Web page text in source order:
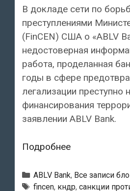
В докладе сети по
преступлениями
(FinCEN) США о «ABLV
недостоверная
работа, проделанная
годы в сфере
легализации преступно
финансирования
заявлении ABLV Bank.
ПодробнееБанк
об
обвинениях:
Рубрики
ABLV Bank, Все записи
Тэги
fincen, кндр, санкции